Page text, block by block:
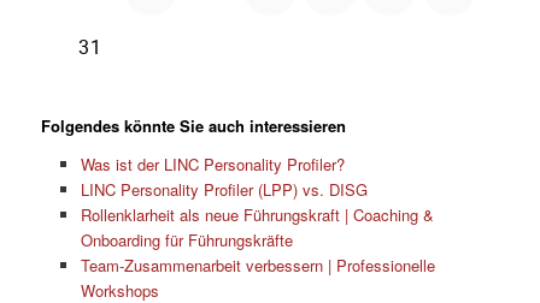
Folgendes könnte Sie auch interessieren
Was ist der LINC Personality Profiler?
LINC Personality Profiler (LPP) vs. DISG
Rollenklarheit als neue Führungskraft | Coaching &
Onboarding für Führungskräfte
Team-Zusammenarbeit verbessern | Professionelle
Workshops